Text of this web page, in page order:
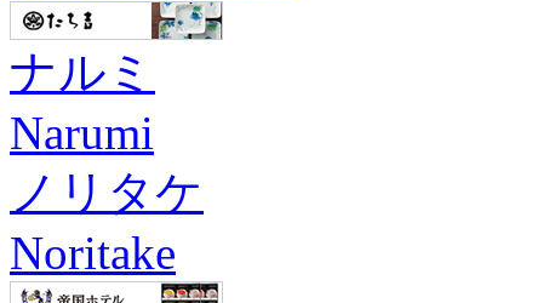
ナルミ
Narumi
ノリタケ
Noritake